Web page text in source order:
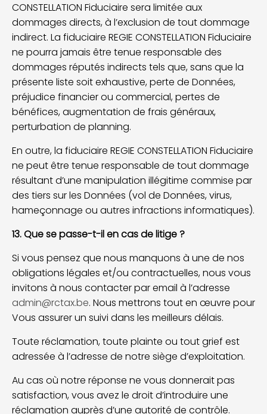
CONSTELLATION Fiduciaire sera limitée aux
dommages directs, à l’exclusion de tout dommage
indirect. La fiduciaire REGIE CONSTELLATION Fiduciaire
ne pourra jamais être tenue responsable des
dommages réputés indirects tels que, sans que la
présente liste soit exhaustive, perte de Données,
préjudice financier ou commercial, pertes de
bénéfices, augmentation de frais généraux,
perturbation de planning.
En outre, la fiduciaire REGIE CONSTELLATION Fiduciaire
ne peut être tenue responsable de tout dommage
résultant d’une manipulation illégitime commise par
des tiers sur les Données (vol de Données, virus,
hameçonnage ou autres infractions informatiques).
13. Que se passe-t-il en cas de litige ?
Si vous pensez que nous manquons à une de nos
obligations légales et/ou contractuelles, nous vous
invitons à nous contacter par email à l’adresse
admin@rctax.be. Nous mettrons tout en œuvre pour
Vous assurer un suivi dans les meilleurs délais.
Toute réclamation, toute plainte ou tout grief est
adressée à l’adresse de notre siège d’exploitation.
Au cas où notre réponse ne vous donnerait pas
satisfaction, vous avez le droit d’introduire une
réclamation auprès d’une autorité de contrôle.